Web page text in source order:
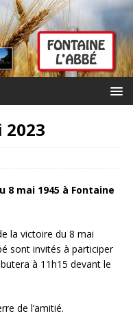
2023
mai 1945 à Fontaine
la victoire du 8 mai
sont invités à participer
à 11h15 devant le
de l’amitié.